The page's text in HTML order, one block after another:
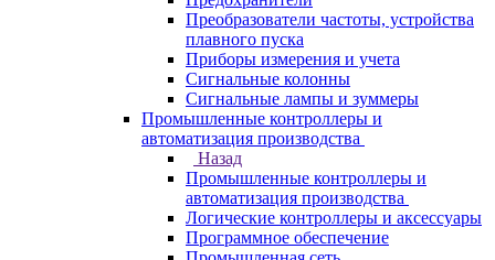
Преобразователи частоты, устройства
плавного пуска
Приборы измерения и учета
Сигнальные колонны
Сигнальные лампы и зуммеры
Промышленные контроллеры и
автоматизация производства
Назад
Промышленные контроллеры и
автоматизация производства
Логические контроллеры и аксессуары
Программное обеспечение